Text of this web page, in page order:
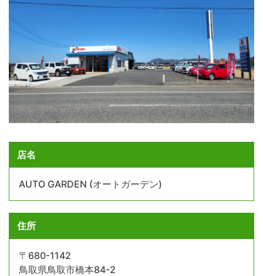
店名
AUTO GARDEN (オートガーデン)
住所
〒680-1142
鳥取県鳥取市橋本84-2